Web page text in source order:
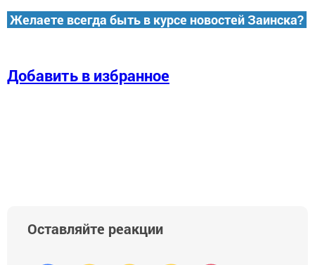
Желаете всегда быть в курсе новостей Заинска?
Добавить в избранное
Оставляйте реакции